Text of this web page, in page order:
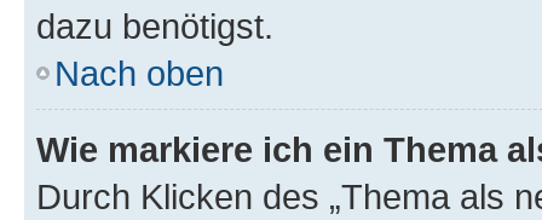
dazu benötigst.
Nach oben
Wie markiere ich ein Thema
Durch Klicken des „Thema als